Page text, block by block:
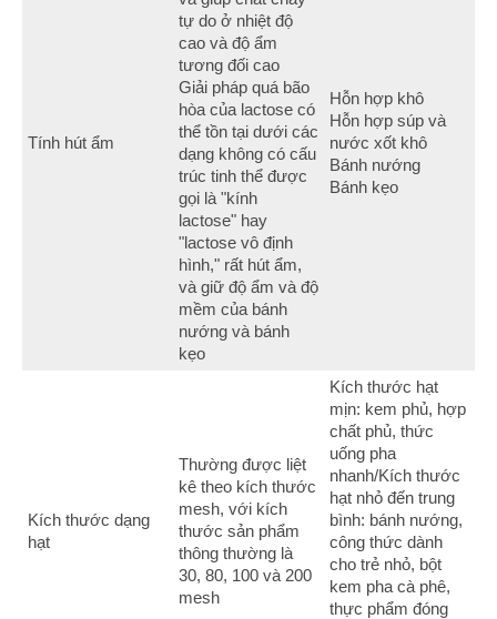
Tính hút ẩm
tự do ở nhiệt độ
cao và độ ẩm
tương đối cao
Giải pháp quá bão
hòa của lactose có
thể tồn tại dưới các
dạng không có cấu
trúc tinh thể được
gọi là "kính
lactose" hay
"lactose vô định
hình," rất hút ẩm,
và giữ độ ẩm và độ
mềm của bánh
nướng và bánh
kẹo
Hỗn hợp khô
Hỗn hợp súp và
nước xốt khô
Bánh nướng
Bánh kẹo
Kích thước dạng
hạt
Thường được liệt
kê theo kích thước
mesh, với kích
thước sản phẩm
thông thường là
30, 80, 100 và 200
mesh
Kích thước hạt
mịn: kem phủ, hợp
chất phủ, thức
uống pha
nhanh/Kích thước
hạt nhỏ đến trung
bình: bánh nướng,
công thức dành
cho trẻ nhỏ, bột
kem pha cà phê,
thực phẩm đóng